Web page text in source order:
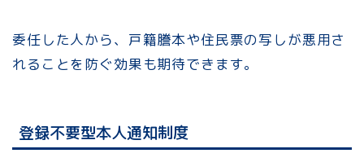
委任した人から、戸籍謄本や住民票の写しが悪用さ
れることを防ぐ効果も期待できます。
登録不要型本人通知制度